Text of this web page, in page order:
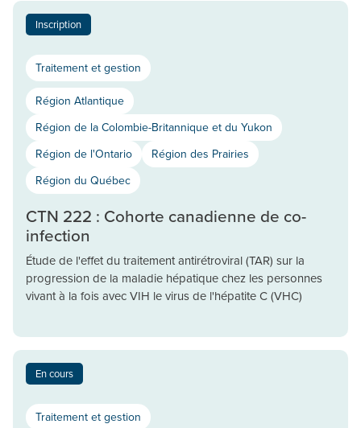
Inscription
Traitement et gestion
Région Atlantique
Région de la Colombie-Britannique et du Yukon
Région de l'Ontario
Région des Prairies
Région du Québec
CTN 222 : Cohorte canadienne de co-
infection
Étude de l'effet du traitement antirétroviral (TAR) sur la
progression de la maladie hépatique chez les personnes
vivant à la fois avec VIH le virus de l'hépatite C (VHC)
En cours
Traitement et gestion